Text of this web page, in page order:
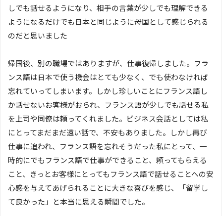
しでも話せるようになり、相手の言葉が少しでも理解できる
ようになるだけでも日本と同じように母国として感じられる
のだと思いました
帰国後、別の職場ではありますが、仕事復帰しました。フラ
ンス語は日本で使う機会はとても少なく、でも使わなければ
忘れていってしまいます。しかし珍しいことにフランス語し
か話せないお客様がおられ、フランス語が少しでも話せる私
を上司や同僚は頼ってくれました。ビジネス会話としては私
にとってまだまだ遠い話で、不安もありました。しかし再び
仕事に追われ、フランス語を忘れそうだった私にとって、一
時的にでもフランス語で仕事ができること、頼ってもらえる
こと、きっとお客様にとってもフランス語で話せることへの安
心感を与えてあげられることに大きな喜びを感じ、「留学し
て良かった」と本当に思える瞬間でした。